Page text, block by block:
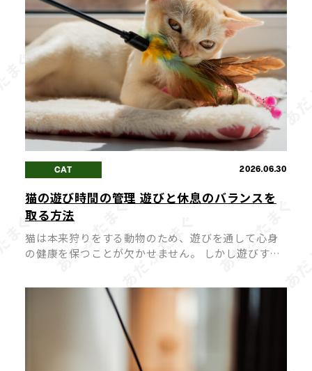
CAT 2026.06.30
猫の遊び時間の管理 遊びと休息のバランスを
取る方法
猫は本来狩りをする動物のため、遊びを通して心身
の健康を保つことが欠かせません。 しかし遊びすぎ
てストレスや体調不良の原因になってしまうこと
も。 愛猫が心身ともに健やかに過ごせ […]